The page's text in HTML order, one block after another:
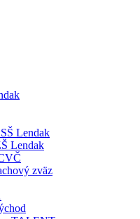
Lendak
Lendak
zväz